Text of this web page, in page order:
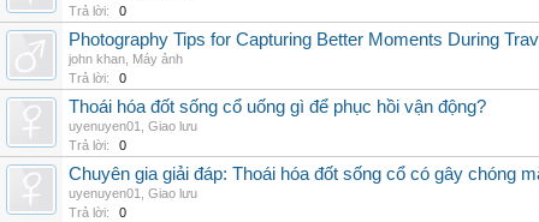
Trả lời:
0
Photography Tips for Capturing Better Moments During
john khan Máy ảnh
Trả lời:
0
Thoái hóa đốt sống cổ uống gì để phục hồi vận động?
uyenuyen01
Giao lưu
Trả lời:
0
Chuyên gia giải đáp: Thoái hóa đốt sống cổ có gây chóng
uyenuyen01
Giao lưu
Trả lời:
0